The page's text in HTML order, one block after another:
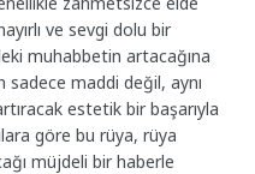
ve sevgi dolu bir
muhabbetin artacağına
sadece maddi değil, aynı
estetik bir başarıyla
göre bu rüya, rüya
müjdeli bir haberle